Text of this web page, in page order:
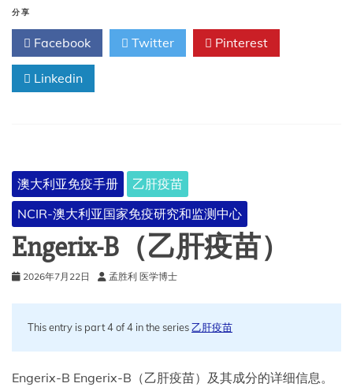
苗
与
降
低
痴
关
分享
Facebook Twitter Pinterest
Linkedin
澳大利亚免疫手册
乙肝疫苗
NCIR-澳大利亚国家免疫研究和监测中心
Engerix-B（乙肝疫苗）
2026年7月22日 孟胜利 医学博士
This entry is part 4 of 4 in the series乙肝疫苗
Engerix-B Engerix-B（乙肝疫苗）及其成分的详细信息。